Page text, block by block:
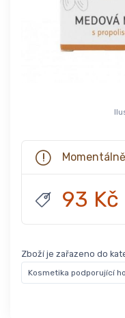
93 Kč
Zboží je zařazeno do
Kosmetika podporující